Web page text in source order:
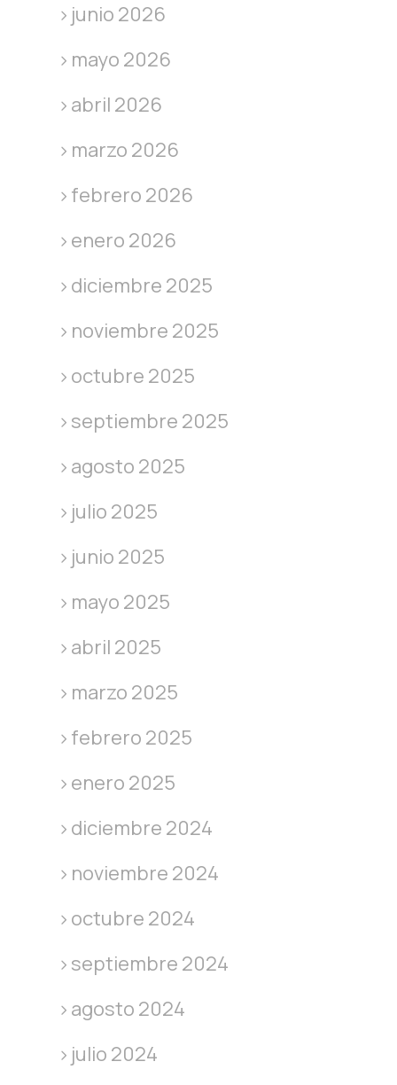
junio 2026
mayo 2026
abril 2026
marzo 2026
febrero 2026
enero 2026
diciembre 2025
noviembre 2025
octubre 2025
septiembre 2025
agosto 2025
julio 2025
junio 2025
mayo 2025
abril 2025
marzo 2025
febrero 2025
enero 2025
diciembre 2024
noviembre 2024
octubre 2024
septiembre 2024
agosto 2024
julio 2024